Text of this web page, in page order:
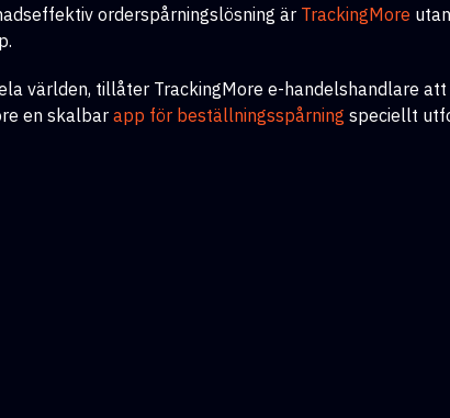
orderspårningslösning är TrackingMore
världen, tillåter TrackingMore e-handelshandlare
en skalbar app för beställningsspårning speciellt